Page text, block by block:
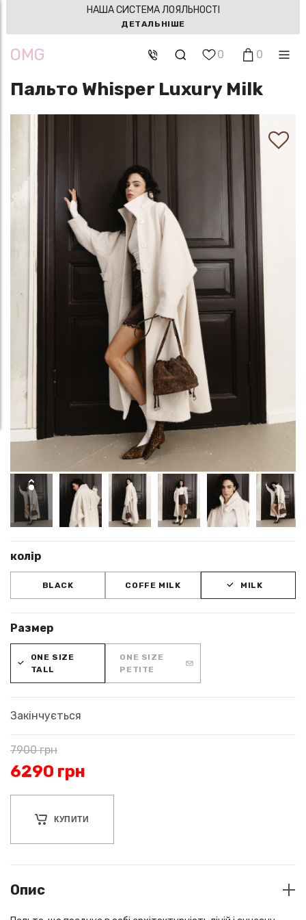
НАША СИСТЕМА ЛОЯЛЬНОСТІ
ДЕТАЛЬНІШЕ
OMG 0 0
Пальто Whisper Luxury Milk
колір
BLACK COFFE MILK MILK
Размер
ONE SIZE
TALL
ONE SIZE
PETITE
Закінчується
7900грн
6290 грн
КУПИТИ
Опис